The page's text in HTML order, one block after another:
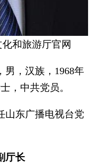
和旅游厅官网
，汉族，1968年
，中共党员。
东广播电视台党
厅长